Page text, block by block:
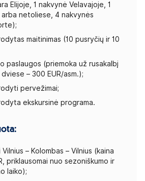
Elijoje, 1 nakvynė Velavajoje, 1
netoliese, 4 nakvynės
maitinimas (10 pusryčių ir 10
paslaugos (priemoka už rusakalbį
– 300 EUR/asm.);
pervežimai;
ekskursinė programa.
– Kolombas – Vilnius (kaina
priklausomai nuo sezoniškumo ir
laiko);